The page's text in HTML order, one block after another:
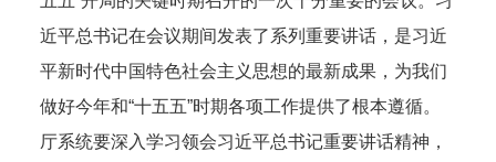
近平总书记在会议期间发表了系列重要讲话，是习近
平新时代中国特色社会主义思想的最新成果，为我们
做好今年和“十五五”时期各项工作提供了根本遵循。
厅系统要深入学习领会习近平总书记重要讲话精神，